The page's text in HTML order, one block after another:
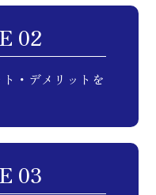
来場予約
02
・デメリットを
03